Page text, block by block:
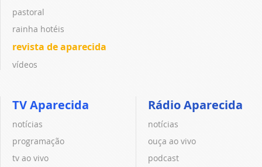
pastoral
rainha hotéis
revista de aparecida
vídeos
TV Aparecida
notícias
programação
tv ao vivo
Rádio Aparecida
notícias
ouça ao vivo
podcast